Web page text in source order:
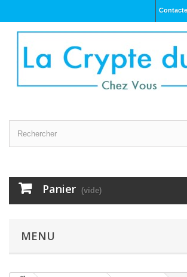
Panier (vide)
MENU